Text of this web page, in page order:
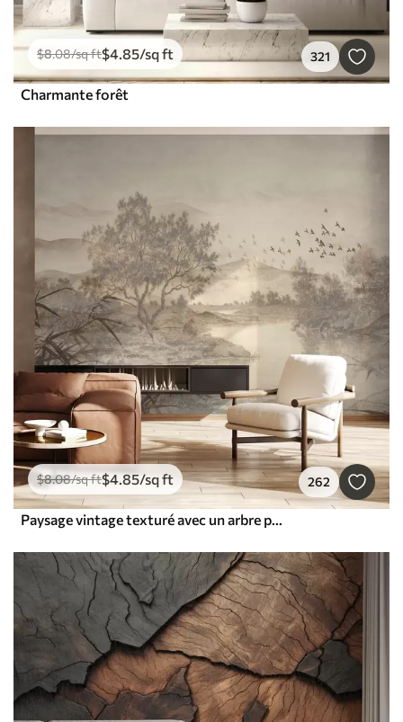
$8.08/sq ft$4.85/sq ft 321
Charmante forêt
$8.08/sq ft$4.85/sq ft 262
Paysage vintage texturé avec un arbre près d'une rivière et un ciel nuageux, art de la nature en tons sépia